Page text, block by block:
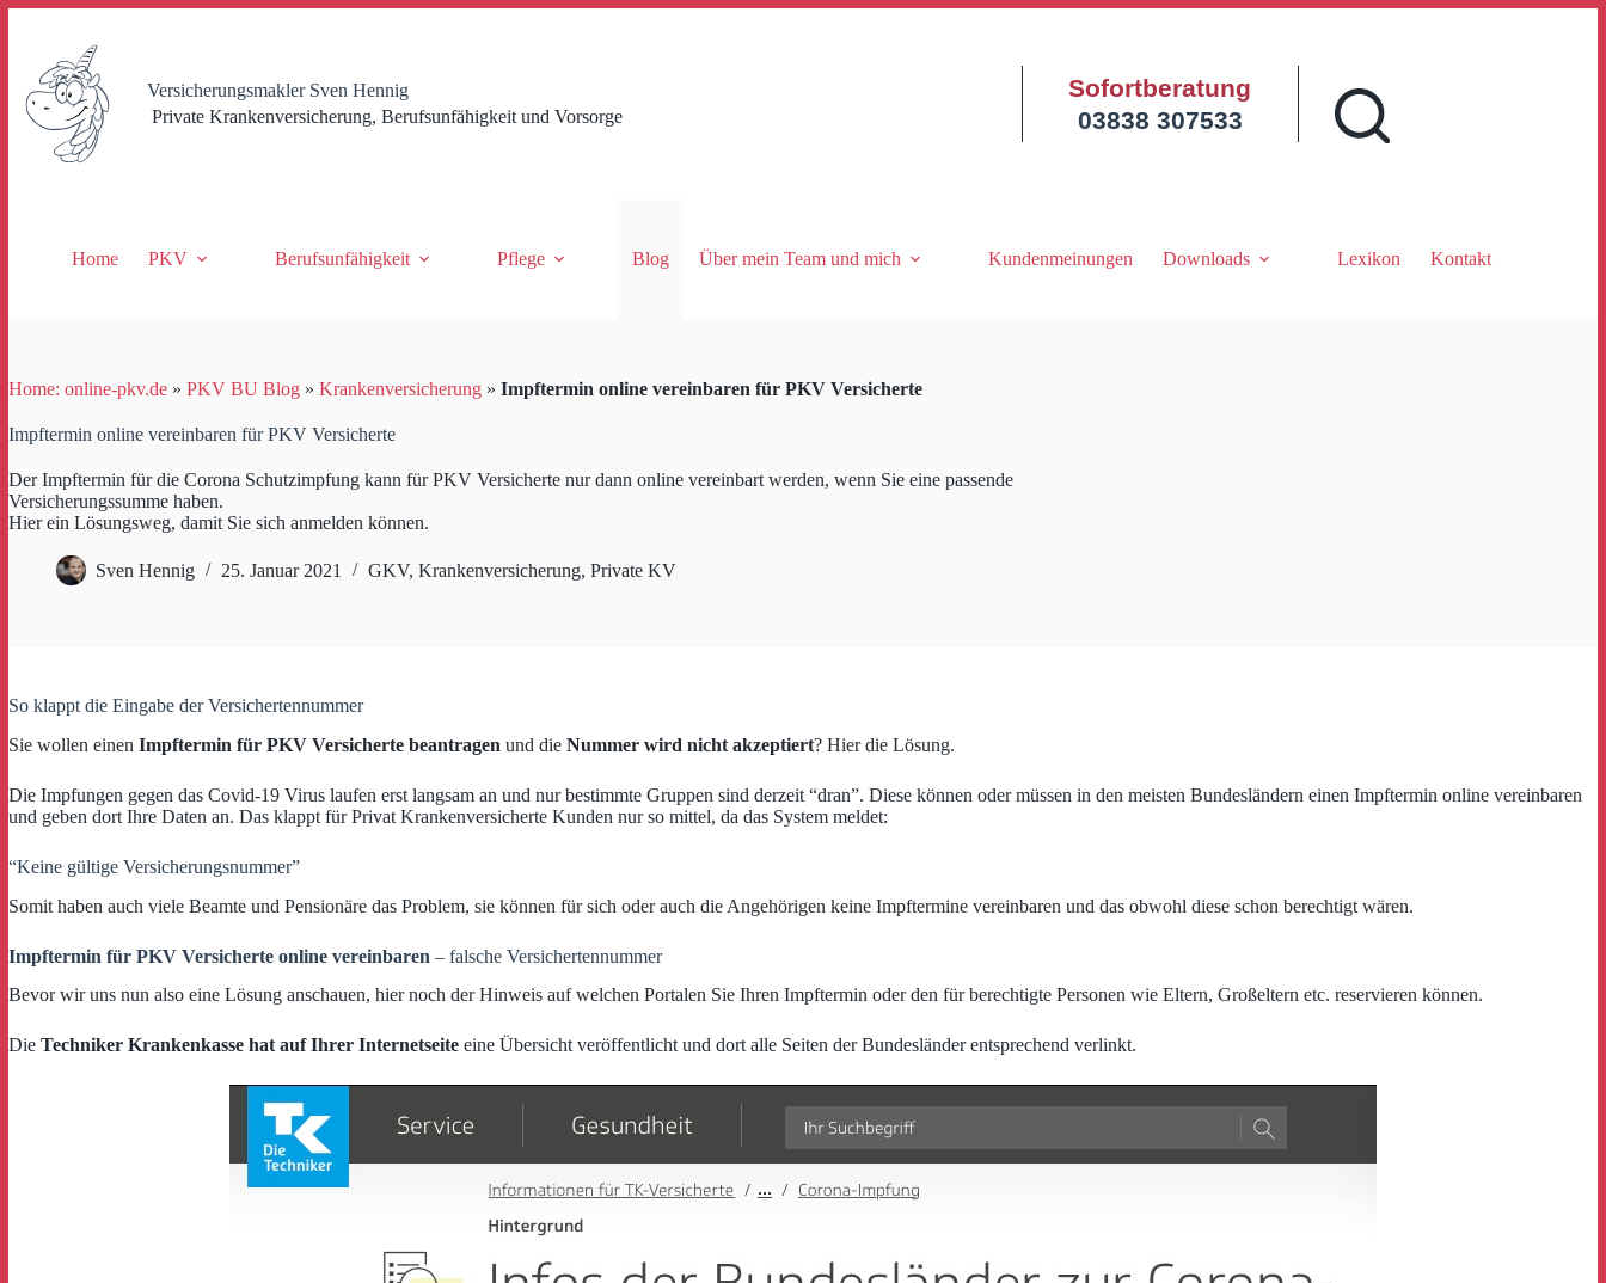
springen
Versicherungsmakler Sven Hennig
Private Krankenversicherung, Berufsunfähigkeit und Vorsorge
Sofortberatung
03838 307533
Home PKV Berufsunfähigkeit Pflege Blog Über mein Team und mich Kundenmeinungen Downloads Lexikon Kontakt
Home: online-pkv.de » PKV BU Blog » Krankenversicherung » Impftermin online vereinbaren für PKV Versicherte
Impftermin online vereinbaren für PKV Versicherte
Der Impftermin für die Corona Schutzimpfung kann für PKV Versicherte nur dann online vereinbart werden, wenn Sie eine passende
Versicherungssumme haben.
Hier ein Lösungsweg, damit Sie sich anmelden können.
Sven Hennig 25. Januar 2021 GKV, Krankenversicherung, Private KV
So klappt die Eingabe der Versichertennummer
Sie wollen einen Impftermin für PKV Versicherte beantragen und die Nummer wird nicht akzeptiert? Hier die Lösung.
Die Impfungen gegen das Covid-19 Virus laufen erst langsam an und nur bestimmte Gruppen sind derzeit “dran”. Diese können oder müssen in den meisten Bundesländern einen Impftermin online vereinbaren
und geben dort Ihre Daten an. Das klappt für Privat Krankenversicherte Kunden nur so mittel, da das System meldet:
“Keine gültige Versicherungsnummer”
Somit haben auch viele Beamte und Pensionäre das Problem, sie können für sich oder auch die Angehörigen keine Impftermine vereinbaren und das obwohl diese schon berechtigt wären.
Impftermin für PKV Versicherte online vereinbaren – falsche Versichertennummer
Bevor wir uns nun also eine Lösung anschauen, hier noch der Hinweis auf welchen Portalen Sie Ihren Impftermin oder den für berechtigte Personen wie Eltern, Großeltern etc. reservieren können.
Die Techniker Krankenkasse hat auf Ihrer Internetseite eine Übersicht veröffentlicht und dort alle Seiten der Bundesländer entsprechend verlinkt.